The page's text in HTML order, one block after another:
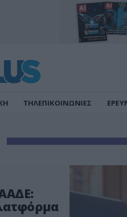
ΤΗΛΕΠΙΚΟΙΝΩΝΙΕΣ